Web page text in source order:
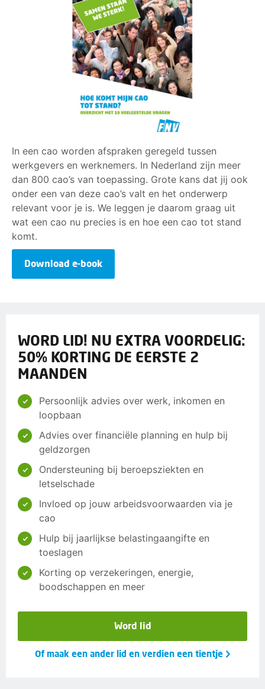
worden ingepland. Je moet daar dus toestemming
voor geven. In praktijk kan je dus het inhalen van
min-uren weigeren.
In een cao worden afspraken geregeld tussen
werkgevers en werknemers. In Nederland zijn meer
dan 800 cao’s van toepassing. Grote kans dat jij ook
onder een van deze cao’s valt en het onderwerp
relevant voor je is. We leggen je daarom graag uit
wat een cao nu precies is en hoe een cao tot stand
komt.
Download e-book
WORD LID! NU EXTRA VOORDELIG:
50% KORTING DE EERSTE 2
MAANDEN
Persoonlijk advies over werk, inkomen en
loopbaan
Advies over financiële planning en hulp bij
geldzorgen
Ondersteuning bij beroepsziekten en
letselschade
Invloed op jouw arbeidsvoorwaarden via je
cao
Hulp bij jaarlijkse belastingaangifte en
toeslagen
Korting op verzekeringen, energie,
boodschappen en meer
Word lid
Of maak een ander lid en verdien een tientje